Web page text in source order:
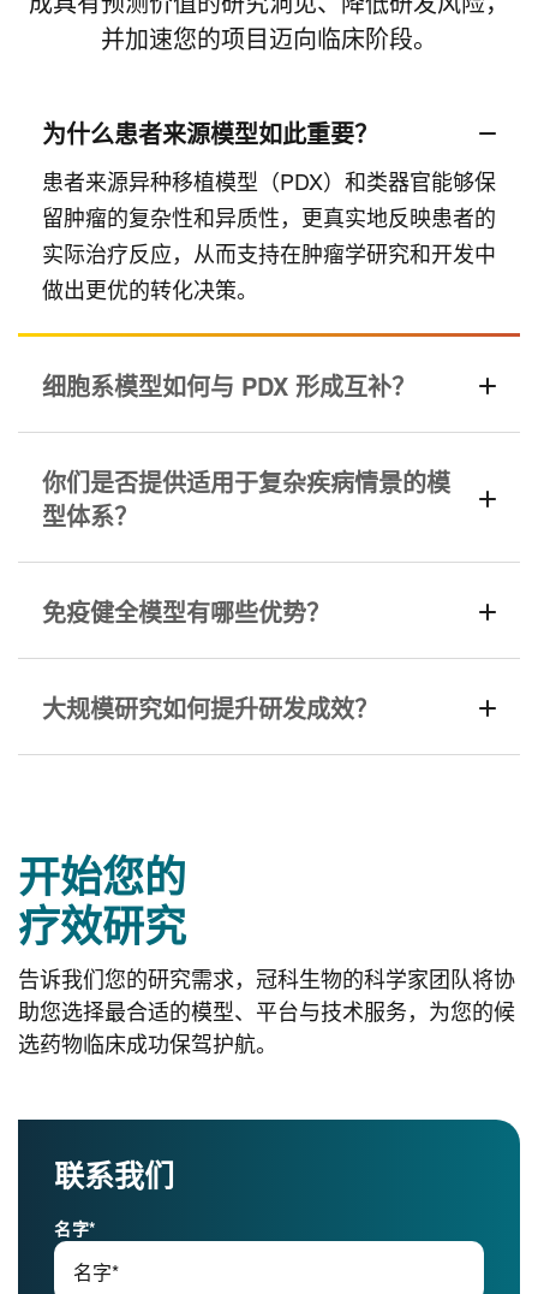
并加速您的项目迈向临床阶段。
为什么患者来源模型如此重要？
患者来源异种移植模型（PDX）和类器官能够保
留肿瘤的复杂性和异质性，更真实地反映患者的
实际治疗反应，从而支持在肿瘤学研究和开发中
做出更优的转化决策。
细胞系模型如何与 PDX 形成互补？
你们是否提供适用于复杂疾病情景的模
型体系？
免疫健全模型有哪些优势？
大规模研究如何提升研发成效？
开始您的
疗效研究
告诉我们您的研究需求，冠科生物的科学家团队将协
助您选择最合适的模型、平台与技术服务，为您的候
选药物临床成功保驾护航。
联系我们
名字*